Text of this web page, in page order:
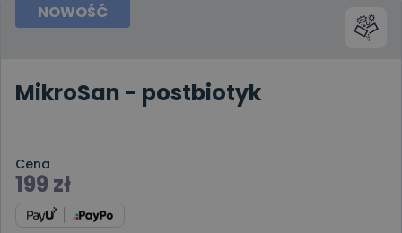
NOWOŚĆ
MikroSan - postbiotyk
Cena
199 zł